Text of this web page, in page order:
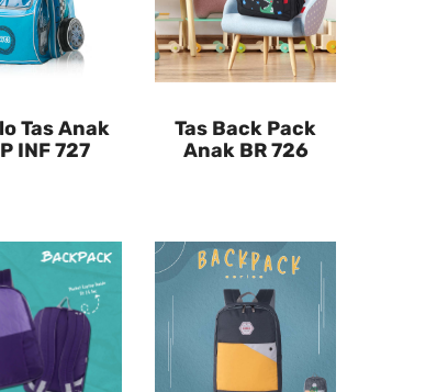
Tas Anak
INF 727
Tas Back Pack
Anak BR 726